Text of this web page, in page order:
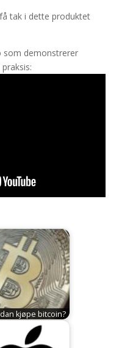
tak i dette produktet
som demonstrerer
kjøpe bitcoin?